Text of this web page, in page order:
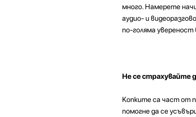
много. Намерете
аудио- и
по-голяма увереност
Не се страхувайте
Копките са част от
помогне да се